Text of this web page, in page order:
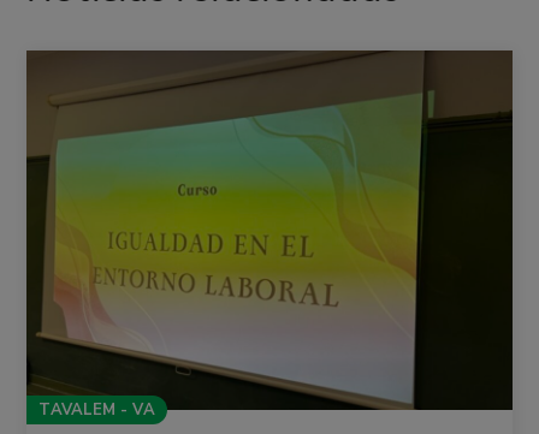
TAVALEM - VA